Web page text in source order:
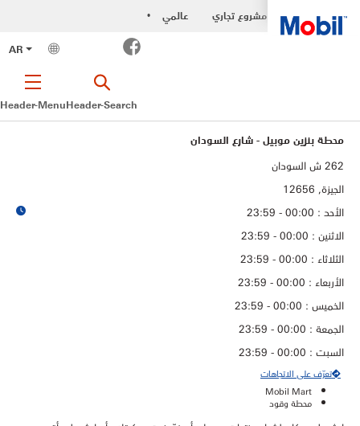
مشروع تجاري •
عالمي
AR
Facebook
Header-MenuHeader-Search
محطة بنزين موبيل - شارع السودان
الجيزة, 12656
الأحد : 00:00 - 23:59
الاثنين : 00:00 - 23:59
الثلاثاء : 00:00 - 23:59
الأربعاء : 00:00 - 23:59
الخميس : 00:00 - 23:59
الجمعة : 00:00 - 23:59
السبت : 00:00 - 23:59
تعرّف على الاتجاهات
Mobil Mart
محطة وقود